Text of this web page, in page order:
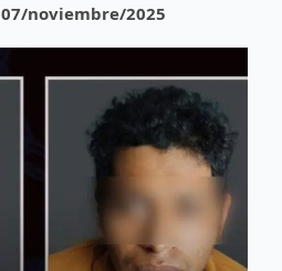
07/noviembre/2025